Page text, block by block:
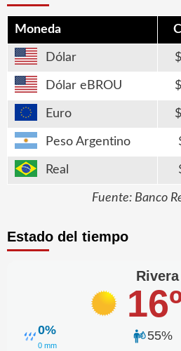
Moneda
Dólar
Dólar eBROU
Euro
Peso Argentino
Real
Fuente: Banco
Estado del tiempo
Rivera
0%
0 mm
55%